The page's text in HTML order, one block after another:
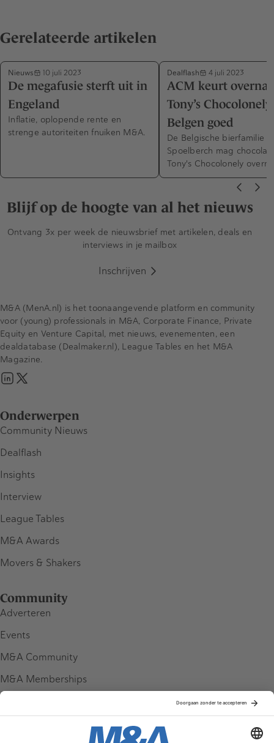
Gerelateerde artikelen
Nieuws 10 juli 2023
De megafusie sterft uit in
Engeland
Inflatie, oplopende rente en
strenge autoriteiten fnuiken M&A.
Dealflash 4 juli 2023
ACM keurt
Tony’s
Belgen goed
De Belgische bierfamilie
Spoelberch mag
Tony's Chocolonely
Blijf op de hoogte van al het nieuws
Ontvang 3x per week de nieuwsbrief met artikelen, deals en
interviews in je mailbox
Inschrijven
Onderwerpen
Community Nieuws
Dealflash
Insights
Interview
League Tables
M&A Awards
Movers & Shakers
Community
Adverteren
Events
M&A Community
M&A Memberships
M&A (MenA.nl) is het toonaangevende platform en community
voor (young) professionals in M&A, Corporate Finance, Private
Equity en Venture Capital, met nieuws, evenementen, een
dealdatabase (Dealmaker.nl), League Tables en het M&A
Magazine.